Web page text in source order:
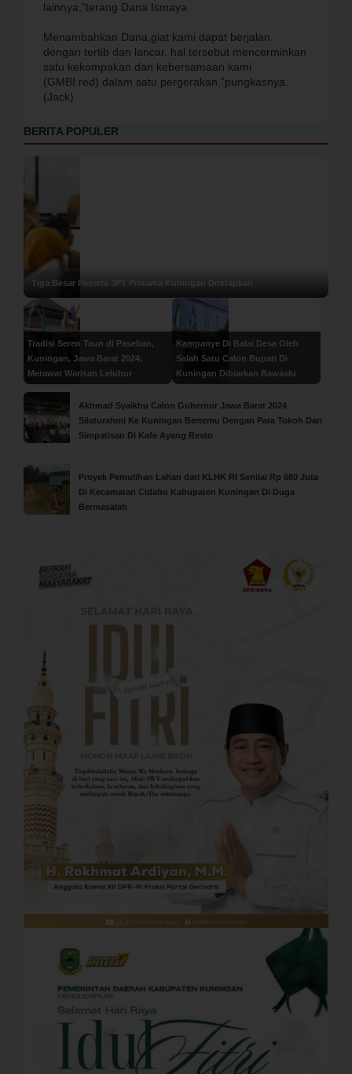
lainnya,"terang Dana Ismaya
Menambahkan Dana,giat kami dapat berjalan
dengan tertib dan lancar, hal tersebut mencerminkan
satu kekompakan dan kebersamaan kami
(GMBI.red) dalam satu pergerakan."pungkasnya.
(Jack)
BERITA POPULER
Tiga Besar Peserta JPT Pratama Kuningan Ditetapkan
Tradisi Seren Taun di Paseban,
Kuningan, Jawa Barat 2024:
Merawat Warisan Leluhur
Kampanye Di Balai Desa Oleh
Salah Satu Calon Bupati Di
Kuningan Dibiarkan Bawaslu
Akhmad Syaikhu Calon Gubernur Jawa Barat 2024
Silaturahmi Ke Kuningan Bertemu Dengan Para Tokoh Dan
Simpatisan Di Kafe Ayang Resto
Proyek Pemulihan Lahan dari KLHK RI Senilai Rp 680 Juta
Di Kecamatan Cidahu Kabupaten Kuningan Di Duga
Bermasalah